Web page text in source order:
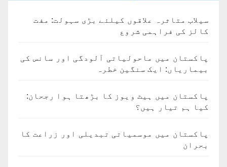
سیلاب متاثرہ علاقوں کیلئے بڑی سہولت: مفت
کالز کی فراہمی شروع
پاکستان میں ماحولیاتی آلودگی اور سانس کی
بیماریاں: ایک سنگین خطرہ
پاکستان میں ہیٹ ویوز کا بڑھتا ہوا رجحان:
کیا ہم تیار ہیں؟
پاکستان میں موسمیاتی تبدیلی اور زراعت کا
بحران